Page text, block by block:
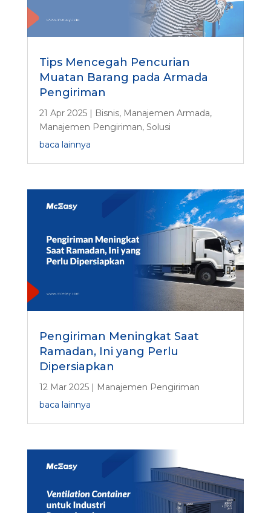
Tips Mencegah Pencurian
Muatan Barang pada Armada
Pengiriman
21 Apr 2025| Bisnis, Manajemen Armada,
Manajemen Pengiriman, Solusi
baca lainnya
Pengiriman Meningkat Saat
Ramadan, Ini yang Perlu
Dipersiapkan
12 Mar 2025|
Manajemen Pengiriman
baca lainnya